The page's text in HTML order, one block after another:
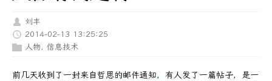
刘丰
2014-02-13 13:25:25
人物 , 信息技术
前几天收到了一封来自哲思的邮件通知，有人发了一篇帖子，是一